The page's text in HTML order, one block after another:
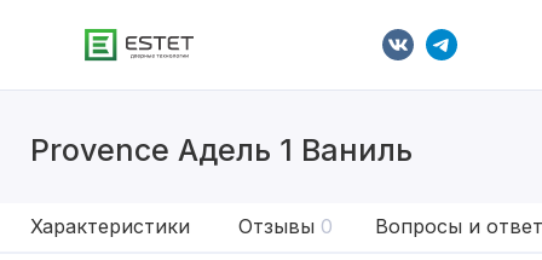
Provence Адель 1 Ваниль
Характеристики Отзывы 0 Вопросы и